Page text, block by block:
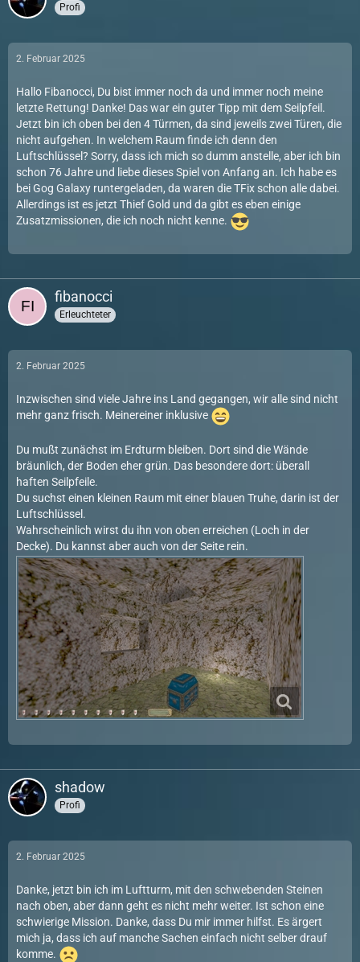
Profi
2. Februar 2025
Hallo Fibanocci, Du bist immer noch da und immer noch meine
letzte Rettung! Danke! Das war ein guter Tipp mit dem Seilpfeil.
Jetzt bin ich oben bei den 4 Türmen, da sind jeweils zwei Türen, die
nicht aufgehen. In welchem Raum finde ich denn den
Luftschlüssel? Sorry, dass ich mich so dumm anstelle, aber ich bin
schon 76 Jahre und liebe dieses Spiel von Anfang an. Ich habe es
bei Gog Galaxy runtergeladen, da waren die TFix schon alle dabei.
Allerdings ist es jetzt Thief Gold und da gibt es eben einige
Zusatzmissionen, die ich noch nicht kenne.
fibanocci
Erleuchteter
2. Februar 2025
Inzwischen sind viele Jahre ins Land gegangen, wir alle sind nicht
mehr ganz frisch. Meinereiner inklusive
Du mußt zunächst im Erdturm bleiben. Dort sind die Wände
bräunlich, der Boden eher grün. Das besondere dort: überall
haften Seilpfeile.
Du suchst einen kleinen Raum mit einer blauen Truhe, darin ist der
Luftschlüssel.
Wahrscheinlich wirst du ihn von oben erreichen (Loch in der
Decke). Du kannst aber auch von der Seite rein.
shadow
Profi
2. Februar 2025
Danke, jetzt bin ich im Luftturm, mit den schwebenden Steinen
nach oben, aber dann geht es nicht mehr weiter. Ist schon eine
schwierige Mission. Danke, dass Du mir immer hilfst. Es ärgert
mich ja, dass ich auf manche Sachen einfach nicht selber drauf
komme.